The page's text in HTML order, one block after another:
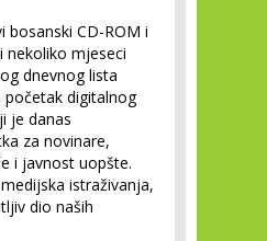
bosanski CD-ROM i
nekoliko mjeseci
dnevnog lista
digitalnog
je danas
za novinare,
i javnost uopšte.
istraživanja,
dio naših